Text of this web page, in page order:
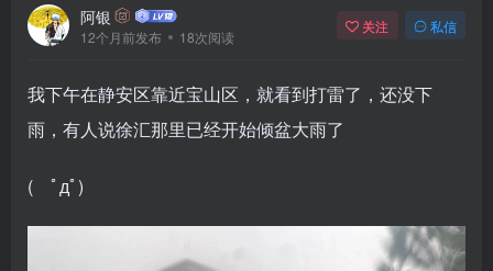
阿银
12个月前发布 18次阅读
关注 私信
我下午在静安区靠近宝山区，就看到打雷了，还没下
雨，有人说徐汇那里已经开始倾盆大雨了
( ﾟдﾟ)